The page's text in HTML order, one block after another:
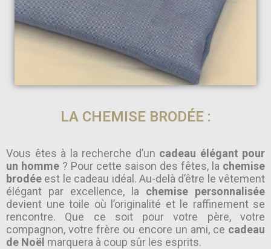
LA CHEMISE BRODÉE :
Vous êtes à la recherche d’un cadeau élégant pour
un homme ? Pour cette saison des fêtes, la chemise
brodée est le cadeau idéal. Au-delà d’être le vêtement
élégant par excellence, la chemise personnalisée
devient une toile où l’originalité et le raffinement se
rencontre. Que ce soit pour votre père, votre
compagnon, votre frère ou encore un ami, ce cadeau
de Noël marquera à coup sûr les esprits.